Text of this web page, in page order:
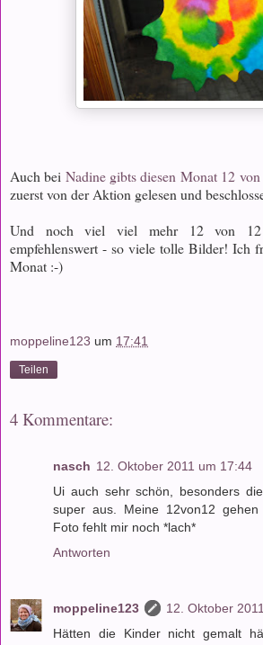
Auch bei Nadine gibts diesen Monat 12
zuerst von der Aktion gelesen und
Und noch viel viel mehr 12 von 12
empfehlenswert - so viele tolle Bilder! Ich
Monat :-)
moppeline123 um 17:41
Teilen
4 Kommentare:
nasch 12. Oktober 2011 um 17:44
Ui auch sehr schön, besonders
super aus. Meine 12von12
Foto fehlt mir noch *lach*
Antworten
moppeline123
12. Oktober
Hätten die Kinder nicht gemalt